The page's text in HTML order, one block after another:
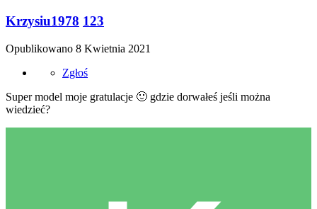
Krzysiu1978 123
Opublikowano 8 Kwietnia 2021
Zgłoś
Super model moje gratulacje 🙂 gdzie dorwałeś jeśli można
wiedzieć?